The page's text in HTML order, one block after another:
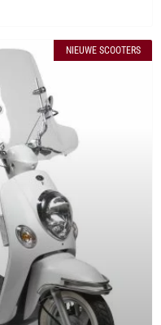
NIEUWE SCOOTERS